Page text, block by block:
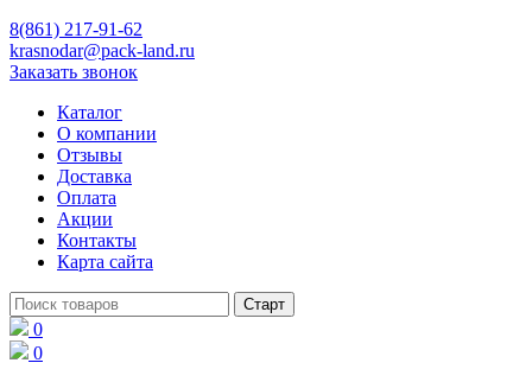
8(861) 217-91-62
krasnodar@pack-land.ru
Заказать звонок
Каталог
О компании
Отзывы
Доставка
Оплата
Акции
Контакты
Карта сайта
0
0